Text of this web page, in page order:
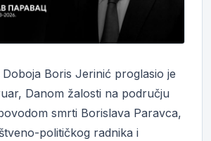
Boris Jerinić proglasio je
Danom žalosti na području
smrti Borislava Paravca,
političkog radnika i